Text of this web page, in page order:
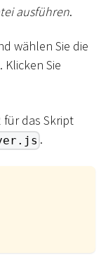
ausführen.
wählen Sie die
Klicken Sie
für das Skript
.